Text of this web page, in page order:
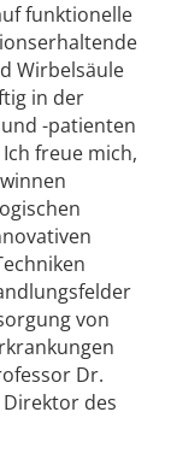
funktionelle
Wirbelsäule
in der
-patienten
freue mich,
von
Dr.
des